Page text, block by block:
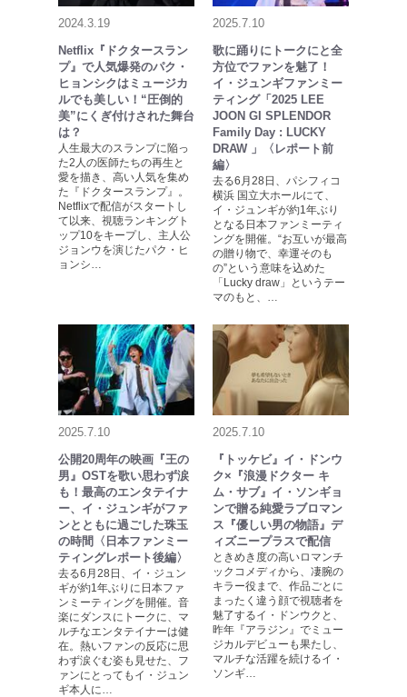
2024.3.19
Netflix『ドクタースラン
プ』で人気爆発のパク・
ヒョンシクはミュージカ
ルでも美しい！“圧倒的
美”にくぎ付けされた舞台
は？
人生最大のスランプに陥っ
た2人の医師たちの再生と
愛を描き、高い人気を集め
た『ドクタースランプ』。
Netflixで配信がスタートし
て以来、視聴ランキングト
ップ10をキープし、主人公
ジョンウを演じたパク・ヒ
ョンシ…
2025.7.10
歌に踊りにトークにと全
方位でファンを魅了！
イ・ジュンギファンミー
ティング「2025 LEE
JOON GI SPLENDOR
Family Day : LUCKY
DRAW 」〈レポート前
編〉
去る6月28日、パシフィコ
横浜 国立大ホールにて、
イ・ジュンギが約1年ぶり
となる日本ファンミーティ
ングを開催。“お互いが最高
の贈り物で、幸運そのも
の”という意味を込めた
「Lucky draw」というテー
マのもと、…
2025.7.10
公開20周年の映画『王の
男』OSTを歌い思わず涙
も！最高のエンタテイナ
ー、イ・ジュンギがファ
ンとともに過ごした珠玉
の時間〈日本ファンミー
ティングレポート後編〉
去る6月28日、イ・ジュン
ギが約1年ぶりに日本ファ
ンミーティングを開催。音
楽にダンスにトークに、マ
ルチなエンタテイナーは健
在。熱いファンの反応に思
わず涙ぐむ姿も見せた、フ
ァンにとってもイ・ジュン
ギ本人に…
2025.7.10
『トッケビ』イ・ドンウ
ク×『浪漫ドクター キ
ム・サブ』イ・ソンギョ
ンで贈る純愛ラブロマン
ス『優しい男の物語』デ
ィズニープラスで配信
ときめき度の高いロマンチ
ックコメディから、凄腕の
キラー役まで、作品ごとに
まったく違う顔で視聴者を
魅了するイ・ドンウクと、
昨年『アラジン』でミュー
ジカルデビューも果たし、
マルチな活躍を続けるイ・
ソンギ…